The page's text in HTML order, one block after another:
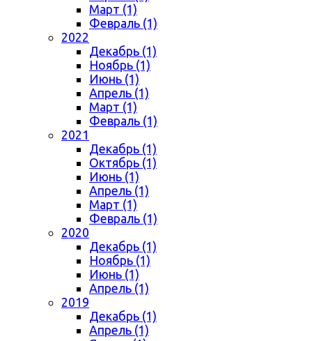
Март (1)
Февраль (1)
2022
Декабрь (1)
Ноябрь (1)
Июнь (1)
Апрель (1)
Март (1)
Февраль (1)
2021
Декабрь (1)
Октябрь (1)
Июнь (1)
Апрель (1)
Март (1)
Февраль (1)
2020
Декабрь (1)
Ноябрь (1)
Июнь (1)
Апрель (1)
2019
Декабрь (1)
Апрель (1)